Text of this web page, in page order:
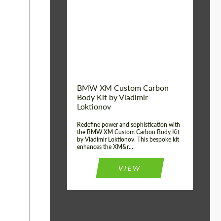
BMW XM Custom Carbon
Body Kit by Vladimir
Loktionov
Redefine power and sophistication with
the BMW XM Custom Carbon Body Kit
by Vladimir Loktionov. This bespoke kit
enhances the XM&r...
VIEW